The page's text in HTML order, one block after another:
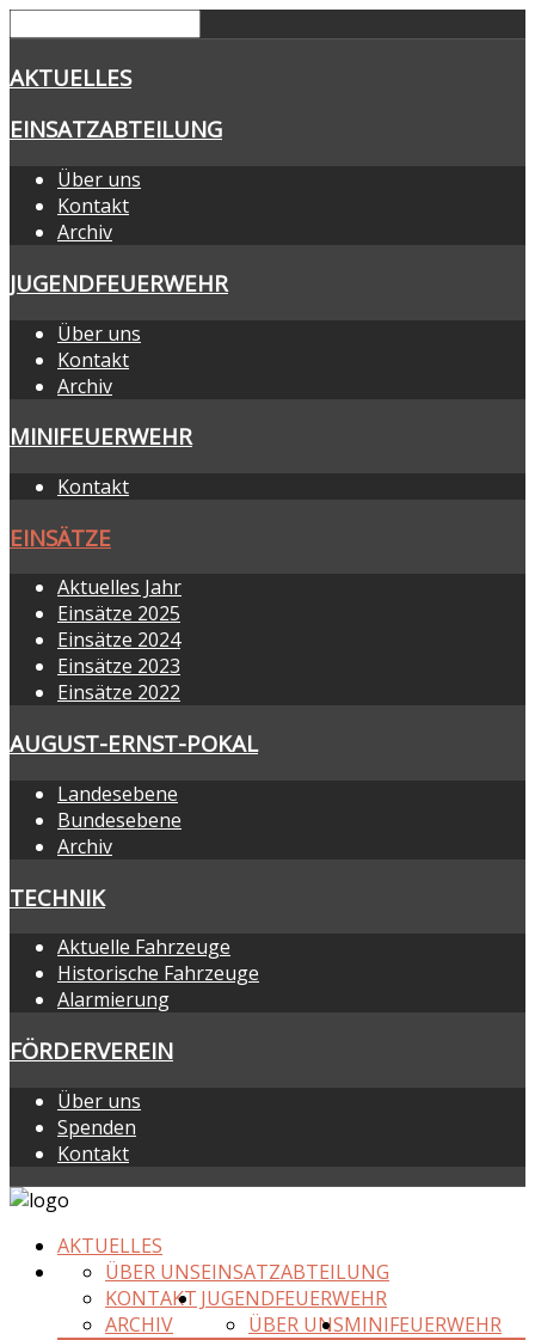
AKTUELLES
EINSATZABTEILUNG
Über uns
Kontakt
Archiv
JUGENDFEUERWEHR
Über uns
Kontakt
Archiv
MINIFEUERWEHR
Kontakt
EINSÄTZE
Aktuelles Jahr
Einsätze 2025
Einsätze 2024
Einsätze 2023
Einsätze 2022
AUGUST-ERNST-POKAL
Landesebene
Bundesebene
Archiv
TECHNIK
Aktuelle Fahrzeuge
Historische Fahrzeuge
Alarmierung
FÖRDERVEREIN
Über uns
Spenden
Kontakt
AKTUELLES
EINSATZABTEILUNG
ÜBER UNS
KONTAKT
ARCHIV
JUGENDFEUERWEHR
ÜBER UNSMINIFEUERWEHR